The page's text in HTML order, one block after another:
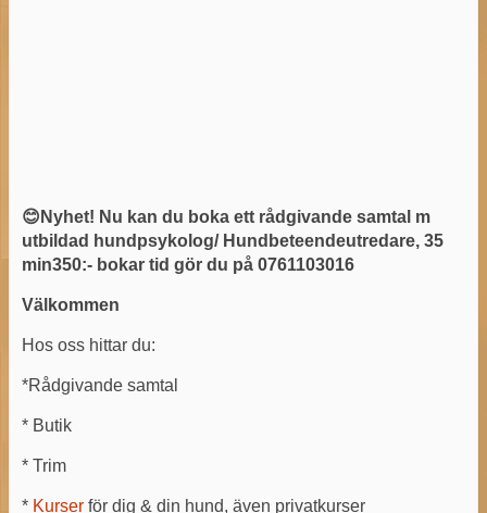
😊Nyhet! Nu kan du boka ett rådgivande samtal m
utbildad hundpsykolog/ Hundbeteendeutredare, 35
min350:- bokar tid gör du på 0761103016
Välkommen
Hos oss hittar du:
*Rådgivande samtal
* Butik
* Trim
* Kurserför dig & din hund, även privatkurser